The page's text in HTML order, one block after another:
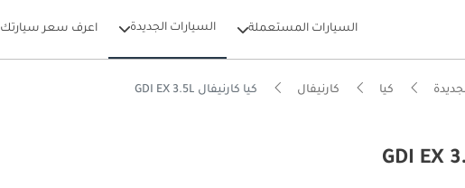
السيارات المستعملة السيارات الجديدة اعرف سعر سيارتك
كيا كارنيفال كيا كارنيفال GDI EX 3.5L